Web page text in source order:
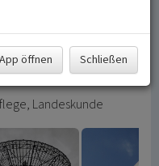
und der
Sendemast
Landeskunde
öffnen Schließen